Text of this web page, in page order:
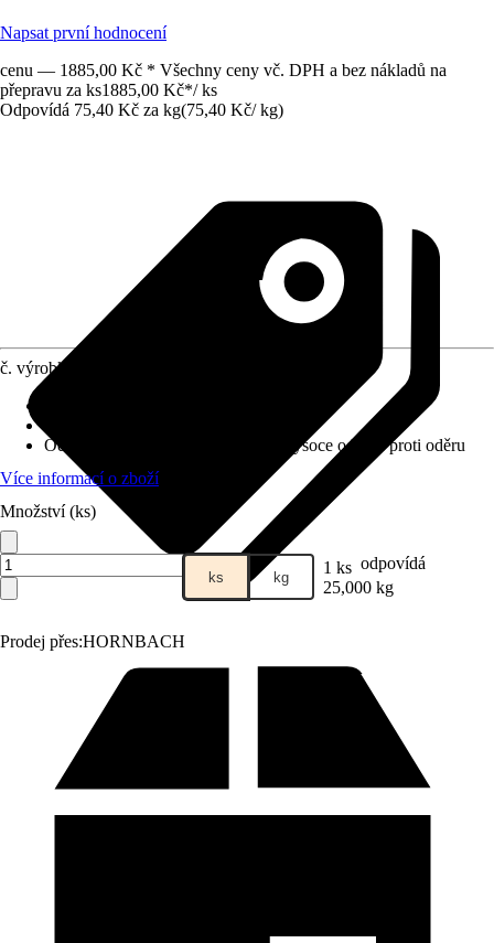
Napsat první hodnocení
cenu — 1885,00 Kč * Všechny ceny vč. DPH a bez nákladů na
přepravu za ks1885,00 Kč*/ ks
Odpovídá 75,40 Kč za kg(75,40 Kč/ kg)
Prodej přes:HORNBACH
č. výrobku
Odolnost proti otěru za mokra
1 - vysoce odolné proti oděru
Více informací o zboží
Množství (ks)
ks kg 1 ks odpovídá
25,000 kg